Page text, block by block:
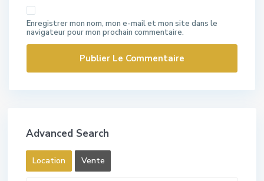
Enregistrer mon nom, mon e-mail et mon site dans le
navigateur pour mon prochain commentaire.
Advanced Search
Location Vente